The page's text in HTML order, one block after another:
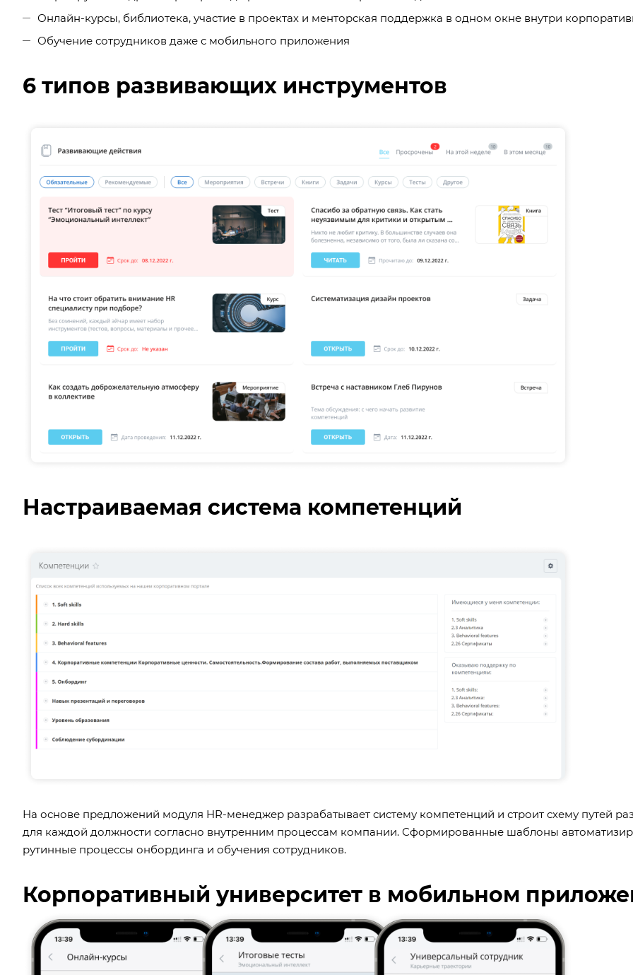
Онлайн-курсы, библиотека, участие в проектах и менторская поддержка в одном окне внутри
Обучение сотрудников даже с мобильного приложения
6 типов развивающих инструментов
Настраиваемая система компетенций
На основе предложений модуля HR-менеджер разрабатывает систему компетенций и строит схему путей
для каждой должности согласно внутренним процессам компании. Сформированные шаблоны
рутинные процессы онбординга и обучения сотрудников.
Корпоративный университет в мобильном